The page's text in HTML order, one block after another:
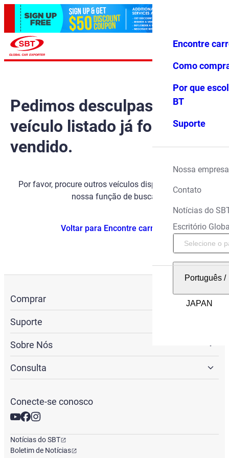
Favoritos Menu
Encontre
Como
Por que
BT
Suporte
Nossa empresa
Contato
Notícias do
Escritório
Português/
Pedimos desculpas, mas o
veículo listado já foi
vendido.
Por favor, procure outros veículos disponíveis usando
nossa função de busca.
Voltar para Encontre carros
Comprar
Suporte
Sobre Nós
Consulta
Conecte-se conosco
Notícias do SBT
Boletim de Notícias